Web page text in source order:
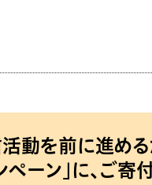
動を前に進める
ーン」に、ご寄